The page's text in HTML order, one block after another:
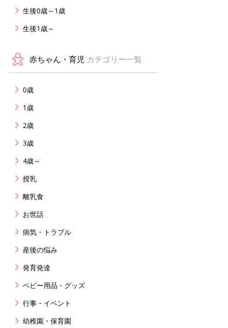
生後0歳～1歳
生後1歳～
赤ちゃん・育児 カテゴリー一覧
0歳
1歳
2歳
3歳
4歳～
授乳
離乳食
お世話
病気・トラブル
産後の悩み
発育発達
ベビー用品・グッズ
行事・イベント
幼稚園・保育園